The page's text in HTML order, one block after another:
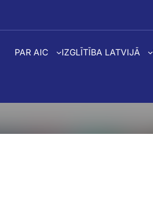
PAR AIC IZGLĪTĪBA LATVIJĀ